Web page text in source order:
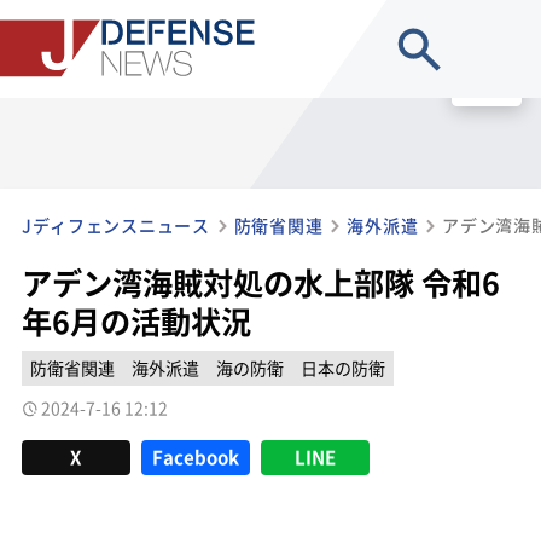
Jディフェンスニュース 防衛省関連 海外派遣 アデン湾海
アデン湾海賊対処の水上部隊 令和6
年6月の活動状況
防衛省関連 海外派遣 海の防衛
日本の防衛
2024-7-16 12:12
X Facebook LINE